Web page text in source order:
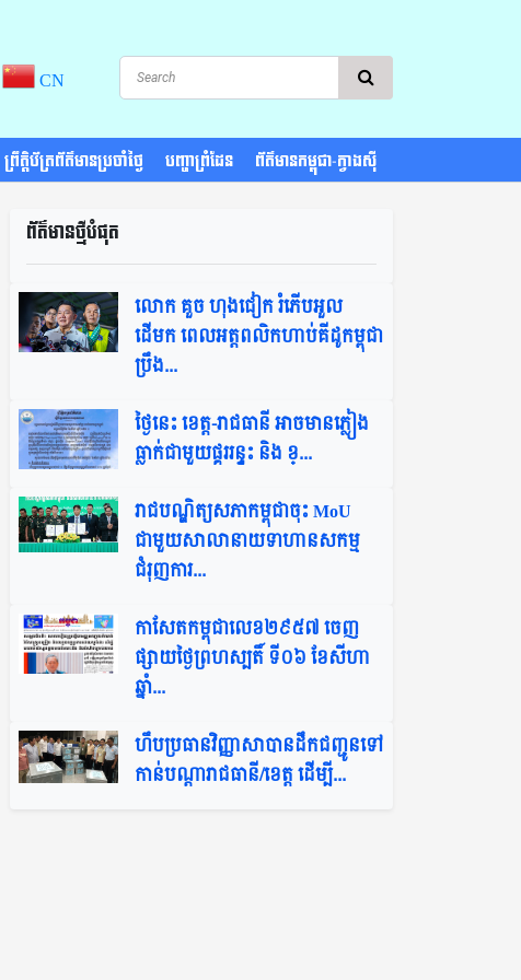
CN
ព្រឹត្តិប័ត្រព័ត៌មានប្រចាំថ្ងៃ បញ្ហាព្រំដែន ព័ត៌មានកម្ពុជា-ក្វាងស៊ី
ព័ត៌មានថ្មីបំផុត​
លោក គួច ហុងជៀក រំភើបអួល
ដើមក ពេលអត្តពលិកហាប់គីដូកម្ពុជា
ប្រឹង...
ថ្ងៃនេះ ខេត្ដ-រាជធានី អាចមានភ្លៀង
ធ្លាក់ជាមួយផ្គររន្ទះ និង ខ្...
រាជបណ្ឌិត្យសភាកម្ពុជាចុះ MoU
ជាមួយសាលានាយទាហានសកម្ម
ជំរុញការ...
កាសែតកម្ពុជាលេខ២៩៥៧ ចេញ
ផ្សាយថ្ងៃព្រហស្បតិ៍ ទី០៦ ខែសីហា
ឆ្នាំ...
ហឹបប្រធានវិញ្ញាសាបានដឹកជញ្ជូនទៅ
កាន់បណ្ដារាជធានី/ខេត្ត ដើម្បី...